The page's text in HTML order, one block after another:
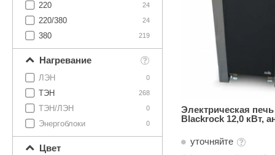
24
220
24
220/380
219
380
Нагревание
0
ЛЭН
268
ТЭН
0
ТЭН/ЛЭН
0
Энергоблоки
Цвет
Электрическая
Blackrock 12,0 кВт,
уточняйте